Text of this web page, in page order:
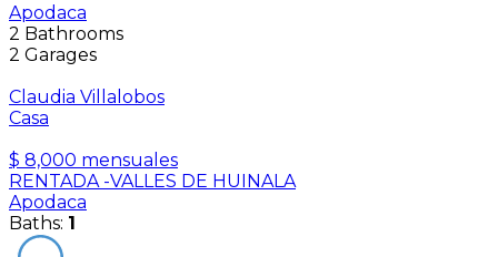
Apodaca
2 Bathrooms
2 Garages
Claudia Villalobos
Casa
$ 8,000 mensuales
RENTADA -VALLES DE HUINALA
Apodaca
Baths: 1